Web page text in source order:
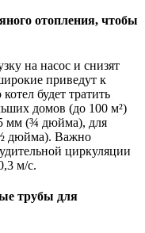
отопления, чтобы
на насос и снизят
приведут к
будет тратить
домов (до 100 м²)
мм (¾ дюйма), для
дюйма). Важно
циркуляции
м/с.
трубы для